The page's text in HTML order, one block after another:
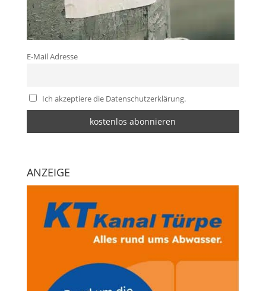
E-Mail Adresse
Ich akzeptiere die Datenschutzerklärung.
ANZEIGE